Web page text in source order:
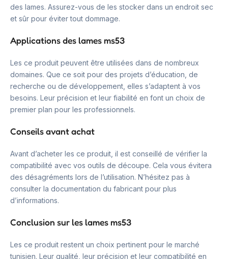
des lames. Assurez-vous de les stocker dans un endroit sec
et sûr pour éviter tout dommage.
Applications des lames ms53
Les ce produit peuvent être utilisées dans de nombreux
domaines. Que ce soit pour des projets d’éducation, de
recherche ou de développement, elles s’adaptent à vos
besoins. Leur précision et leur fiabilité en font un choix de
premier plan pour les professionnels.
Conseils avant achat
Avant d’acheter les ce produit, il est conseillé de vérifier la
compatibilité avec vos outils de découpe. Cela vous évitera
des désagréments lors de l’utilisation. N’hésitez pas à
consulter la documentation du fabricant pour plus
d’informations.
Conclusion sur les lames ms53
Les ce produit restent un choix pertinent pour le marché
tunisien. Leur qualité, leur précision et leur compatibilité en